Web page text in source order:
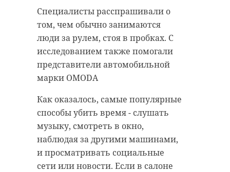
Специалисты расспрашивали о
том, чем обычно занимаются
люди за рулем, стоя в пробках. С
исследованием также помогали
представители автомобильной
марки OMODA
Как оказалось, самые популярные
способы убить время - слушать
музыку, смотреть в окно,
наблюдая за другими машинами,
и просматривать социальные
сети или новости. Если в салоне
На поиски отправились
сотрудники ПСО города Лодейное
Gоле. Спасатели нашли
пострадавших и передали
родственникам. Об их состоянии
В Аварийно-спасательной службе
Ленобласти напомнили жителям
47 региона о важном правиле,
которое стоит соблюдать,
отправляясь на рыбалку в
Фото: Аварийно-спасательная
служба Ленинградской области
аварийно-спасательная служба
пупышево заблудился
Поделиться статьей: